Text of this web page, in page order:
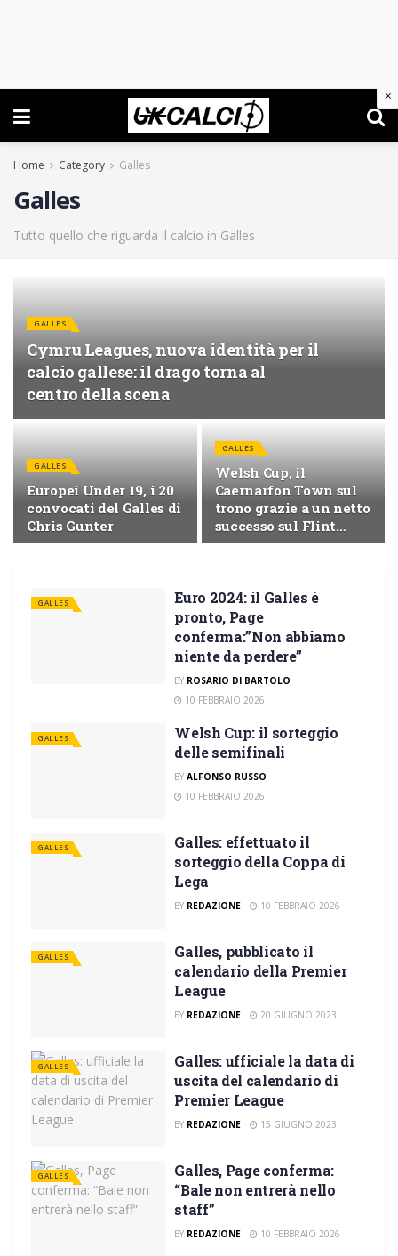
Home Category Galles
Galles
Tutto quello che riguarda il calcio in Galles
GALLES
Cymru Leagues, nuova identità per il
calcio gallese: il drago torna al
centro della scena
GALLES
Europei Under 19, i 20
convocati del Galles di
Chris Gunter
GALLES
Welsh Cup, il
Caernarfon Town sul
trono grazie a un netto
successo sul Flint
Town
GALLES
Euro 2024: il Galles è
pronto, Page
conferma:”Non abbiamo
niente da perdere”
BY ROSARIO DI BARTOLO
10 FEBBRAIO 2026
GALLES
Welsh Cup: il sorteggio
delle semifinali
BY ALFONSO RUSSO
10 FEBBRAIO 2026
GALLES
Galles: effettuato il
sorteggio della Coppa di
Lega
BY REDAZIONE 10 FEBBRAIO 2026
GALLES
Galles, pubblicato il
calendario della Premier
League
BY REDAZIONE 20 GIUGNO 2023
GALLES
Galles: ufficiale la data di
uscita del calendario di
Premier League
BY REDAZIONE 15 GIUGNO 2023
GALLES
Galles, Page conferma:
“Bale non entrerà nello
staff”
BY REDAZIONE 10 FEBBRAIO 2026
×